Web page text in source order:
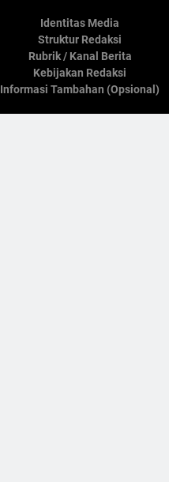
Identitas Media
Struktur Redaksi
Rubrik / Kanal Berita
Kebijakan Redaksi
Informasi Tambahan (Opsional)